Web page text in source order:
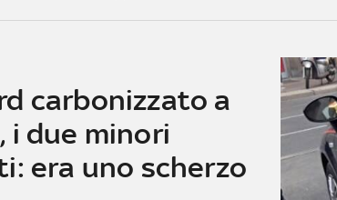
carbonizzato a
i due minori
era uno scherzo